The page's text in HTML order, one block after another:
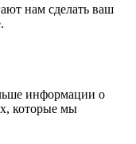
нам сделать ваш
информации о
которые мы